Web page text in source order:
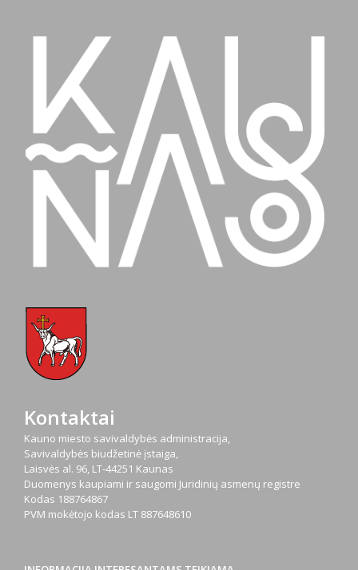
Kontaktai
Kauno miesto savivaldybės administracija,
Savivaldybės biudžetinė įstaiga,
Laisvės al. 96, LT-44251 Kaunas
Duomenys kaupiami ir saugomi Juridinių asmenų registre
Kodas 188764867
PVM mokėtojo kodas LT 887648610